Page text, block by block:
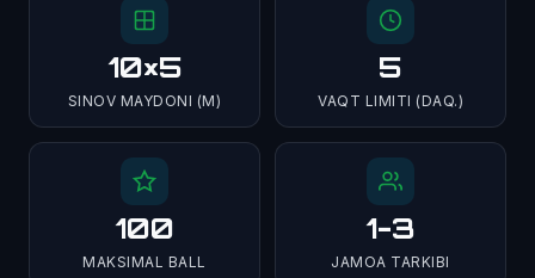
10×5
SINOV MAYDONI (M)
5
VAQT LIMITI (DAQ.)
100
MAKSIMAL BALL
1-3
JAMOA TARKIBI